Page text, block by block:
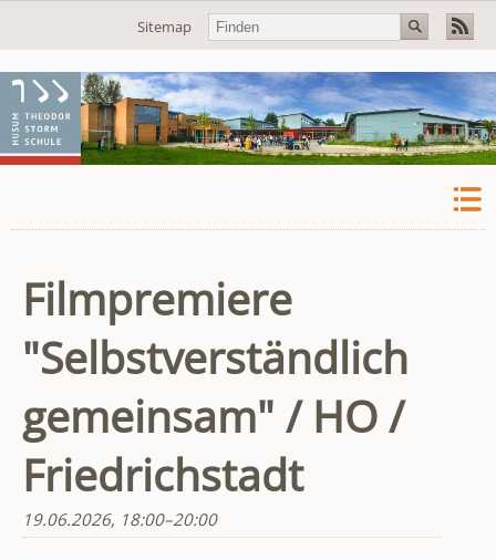
Navigation
Sitemap
Filmpremiere
"Selbstverständlich
gemeinsam" / HO /
Friedrichstadt
19.06.2026, 18:00–20:00